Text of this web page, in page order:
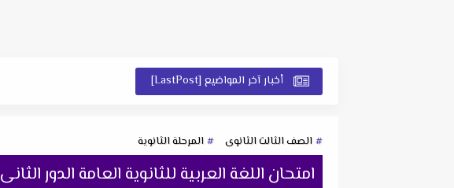
أخبار آخر المواضيع [LastPost]
الصف الثالث الثانوى المرحلة الثانوية
امتحان اللغة العربية للثانوية العامة الدور الثانى 2023 م